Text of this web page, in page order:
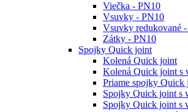
Viečka - PN10
Vsuvky - PN10
Vsuvky redukované
Zátky - PN10
Spojky Quick joint
Kolená Quick joint
Kolená Quick joint s
Priame spojky Quick
Spojky Quick joint s
Spojky Quick joint s